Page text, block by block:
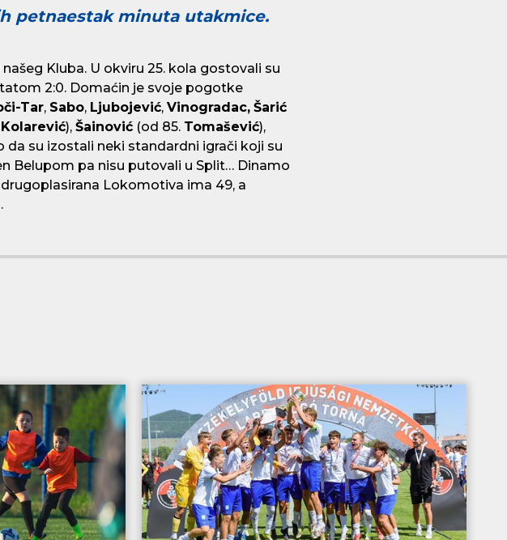
petnaestak minuta utakmice.
Kluba. U okviru 25. kola gostovali su
2:0. Domaćin je svoje pogotke
Tar, Sabo, Ljubojević, Vinogradac, Šarić
Kolarević), Šainović (od 85. Tomašević),
da su izostali neki standardni igrači koji su
Belupom pa nisu putovali u Split… Dinamo
Lokomotiva ima 49, a